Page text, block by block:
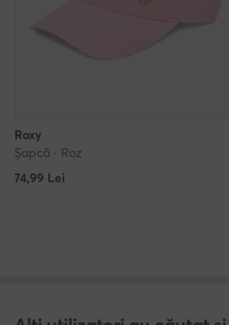
Roxy
Șapcă · Roz
74,99 Lei